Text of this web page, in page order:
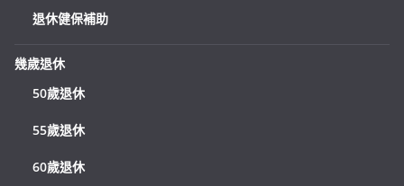
退休健保補助
幾歲退休
50歲退休
55歲退休
60歲退休